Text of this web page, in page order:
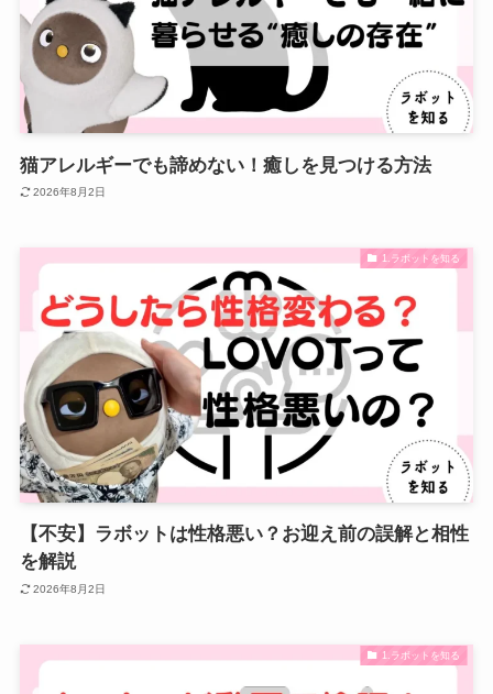
猫アレルギーでも諦めない！癒しを見つける方法
2026年8月2日
1.ラボットを知る
【不安】ラボットは性格悪い？お迎え前の誤解と相性
を解説
2026年8月2日
1.ラボットを知る